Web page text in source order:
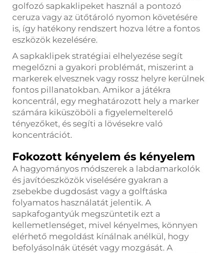
golfozó sapkaklipeket használ a pontozó
ceruza vagy az ütőtároló nyomon követésére
is, így hatékony rendszert hozva létre a fontos
eszközök kezelésére.
A sapkaklipek stratégiai elhelyezése segít
megelőzni a gyakori problémát, miszerint a
markerek elvesznek vagy rossz helyre kerülnek
fontos pillanatokban. Amikor a játékra
koncentrál, egy meghatározott hely a marker
számára kiküszöböli a figyelemelterelő
tényezőket, és segíti a lövésekre való
koncentrációt.
Fokozott kényelem és kényelem
A hagyományos módszerek a labdamarkolók
és javítóeszközök viselésére gyakran a
zsebekbe dugdosást vagy a golftáska
folyamatos használatát jelentik. A
sapkafogantyúk megszüntetik ezt a
kellemetlenséget, mivel kényelmes, könnyen
elérhető megoldást kínálnak anélkül, hogy
befolyásolnák ütését vagy mozgását. A